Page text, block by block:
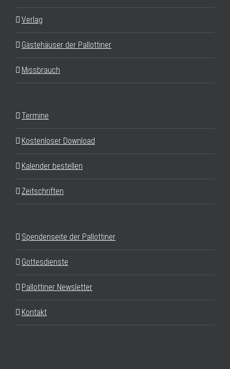
Verlag
Gästehäuser der Pallottiner
Missbrauch
Termine
Kostenloser Download
Kalender bestellen
Zeitschriften
Spendenseite der Pallottiner
Gottesdienste
Pallottiner Newsletter
Kontakt